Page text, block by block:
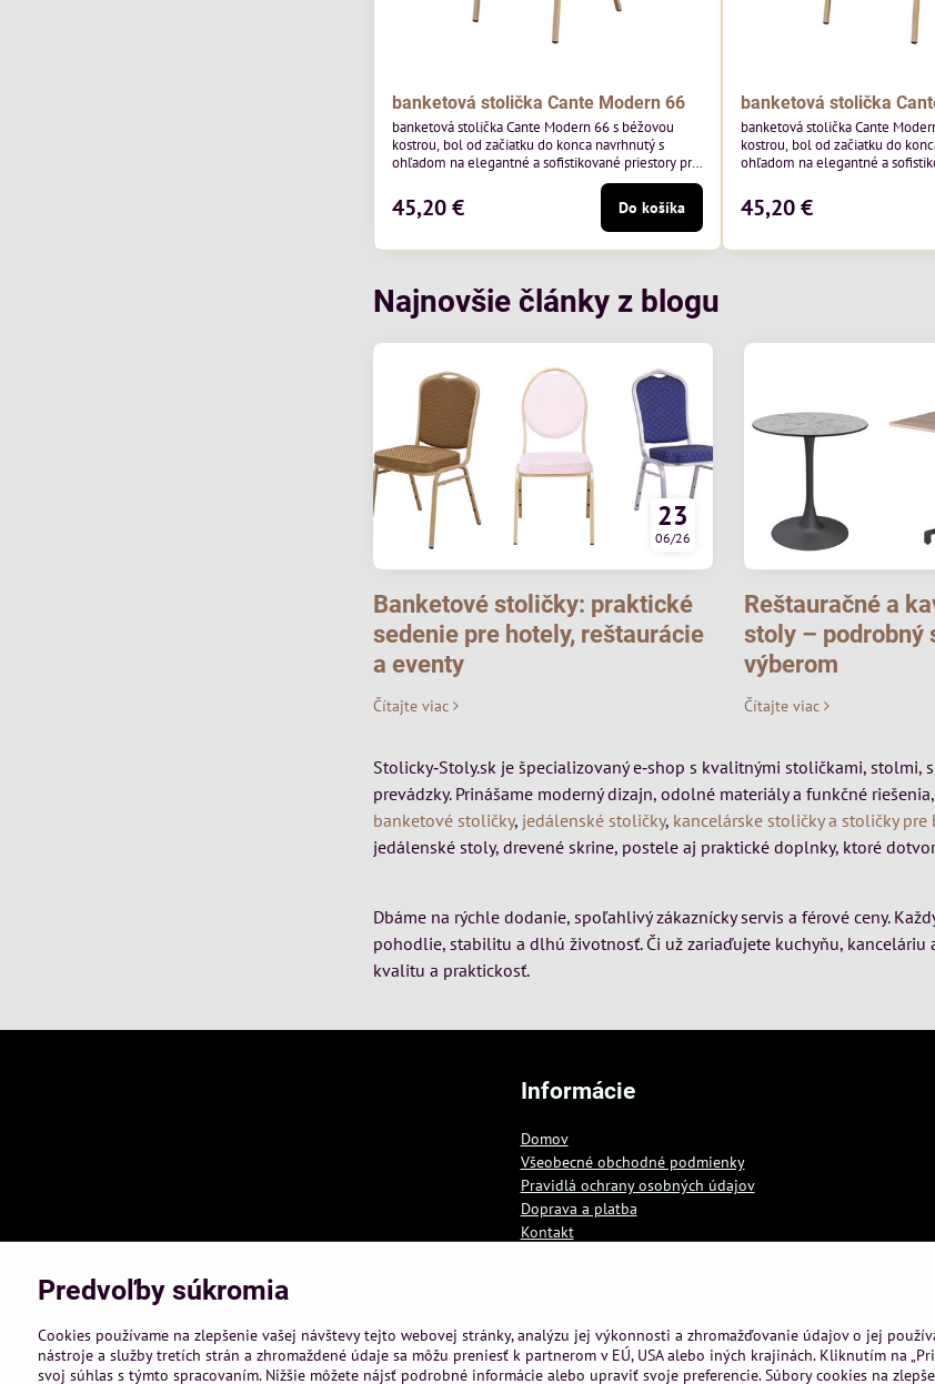
banketová stolička Cante Modern 66
banketová stolička Cante Modern 66 s béžovou
kostrou, bol od začiatku do konca navrhnutý s
ohľadom na elegantné a sofistikované priestory pre
pohostinstvá. Má béžový rám a čalúnenie Soro 02
od poľskej značky Davis – béžová farba s mäkkým
povrchom je ideálna do svetlých priestorov.
Stolička kombinuje klasický dizajn s modernou
funkčnosťou. Je odolná, pohodlná a pripravená na
45,20 € Do košíka
banketová stolička
banketová stolička Cante
kostrou, bol od začiatku do
ohľadom na elegantné a
pohostinstvá. Má zlatý rám a
poľskej značky Davis – béžová
povrchom je ideálna do
Stolička kombinuje klasický
funkčnosťou. Je odolná,
45,20 €
Najnovšie články z blogu
23
06/26
Banketové stoličky: praktické
sedenie pre hotely, reštaurácie
a eventy
Čítajte viac
Reštauračné a
stoly – podrobný
výberom
Čítajte viac
Stolicky‑Stoly.sk je špecializovaný e‑shop s kvalitnými stoličkami,
prevádzky. Prinášame moderný dizajn, odolné materiály a funkčné
banketové stoličky, jedálenské stoličky, kancelárske stoličky a stoličky pre
jedálenské stoly, drevené skrine, postele aj praktické doplnky, ktoré
Dbáme na rýchle dodanie, spoľahlivý zákaznícky servis a férové ceny.
pohodlie, stabilitu a dlhú životnosť. Či už zariaďujete kuchyňu,
kvalitu a praktickosť.
Informácie
Domov
Všeobecné obchodné podmienky
Pravidlá ochrany osobných údajov
Doprava a platba
Kontakt
Predvoľby súkromia
Cookies používame na zlepšenie vašej návštevy tejto webovej stránky, analýzu jej výkonnosti a zhromažďovanie údajov o jej
nástroje a služby tretích strán a zhromaždené údaje sa môžu preniesť k partnerom v EÚ, USA alebo iných krajinách. Kliknutím na
svoj súhlas s týmto spracovaním. Nižšie môžete nájsť podrobné informácie alebo upraviť svoje preferencie. Súbory cookies na